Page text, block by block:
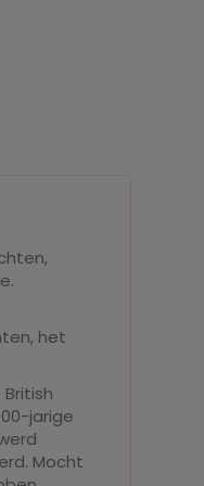
het
jarige
Mocht